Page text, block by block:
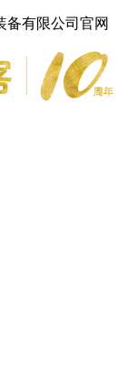
备有限公司官网